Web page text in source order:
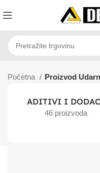
Početna Proizvod
ADITIVI I
46 proizvoda